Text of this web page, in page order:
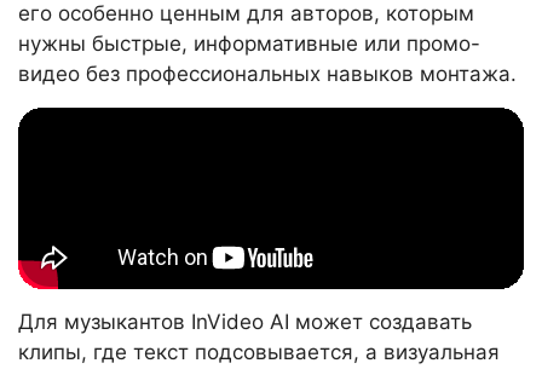
его особенно ценным для авторов, которым
нужны быстрые, информативные или промо-
видео без профессиональных навыков монтажа.
Для музыкантов InVideo AI может создавать
клипы, где текст подсовывается, а визуальная